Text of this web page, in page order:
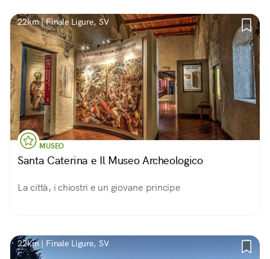
22km | Finale Ligure, SV
MUSEO
Santa Caterina e Il Museo Archeologico
La città, i chiostri e un giovane principe
22km | Finale Ligure, SV